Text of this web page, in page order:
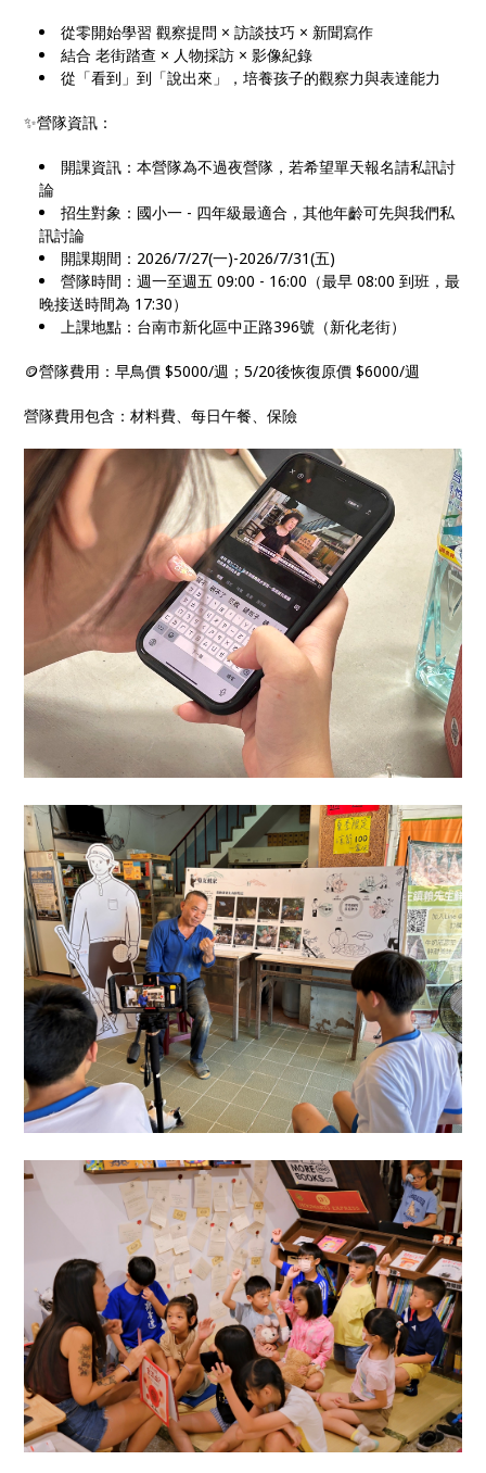
從零開始學習 觀察提問 × 訪談技巧 × 新聞寫作
結合 老街踏查 × 人物採訪 × 影像紀錄
從「看到」到「說出來」，培養孩子的觀察力與表達能力
✨營隊資訊：
開課資訊：本營隊為不過夜營隊，若希望單天報名請私訊討
論
招生對象：國小一 - 四年級最適合，其他年齡可先與我們私
訊討論
開課期間：2026/7/27(一)-2026/7/31(五)
營隊時間：週一至週五 09:00 - 16:00（最早 08:00 到班，最
晚接送時間為 17:30）
上課地點：台南市新化區中正路396號（新化老街）
🪙營隊費用：早鳥價 $5000/週；5/20後恢復原價 $6000/週
營隊費用包含：材料費、每日午餐、保險